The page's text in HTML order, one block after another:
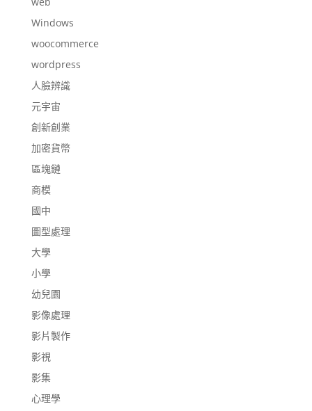
Windows
woocommerce
wordpress
人臉辨識
元宇宙
創新創業
加密貨幣
區塊鏈
商模
國中
圖型處理
大學
小學
幼兒園
影像處理
影片製作
影視
影集
心理學